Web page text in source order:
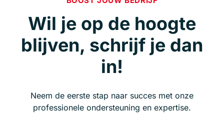
Wil je op de hoogte
blijven, schrijf je dan
in!
Neem de eerste stap naar succes met onze
professionele ondersteuning en expertise.